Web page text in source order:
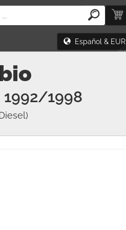
Español & EUR
1992/1998